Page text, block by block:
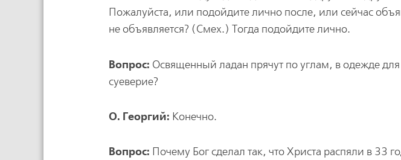
Пожалуйста, или подойдите лично после, или сейчас
не объявляется? (Смех.) Тогда подойдите лично.
Вопрос: Освященный ладан прячут по углам, в одежде
суеверие?
О. Георгий: Конечно.
Вопрос: Почему Бог сделал так, что Христа распяли в 33